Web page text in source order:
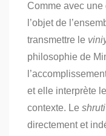
Comme avec
l’objet de
transmettre le
philosophie de
et elle interprète
contexte. Le shruti
directement et